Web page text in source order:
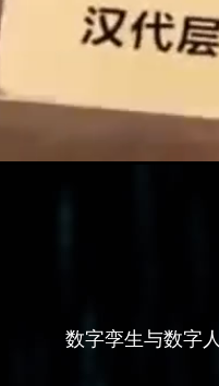
数字孪生与数字人